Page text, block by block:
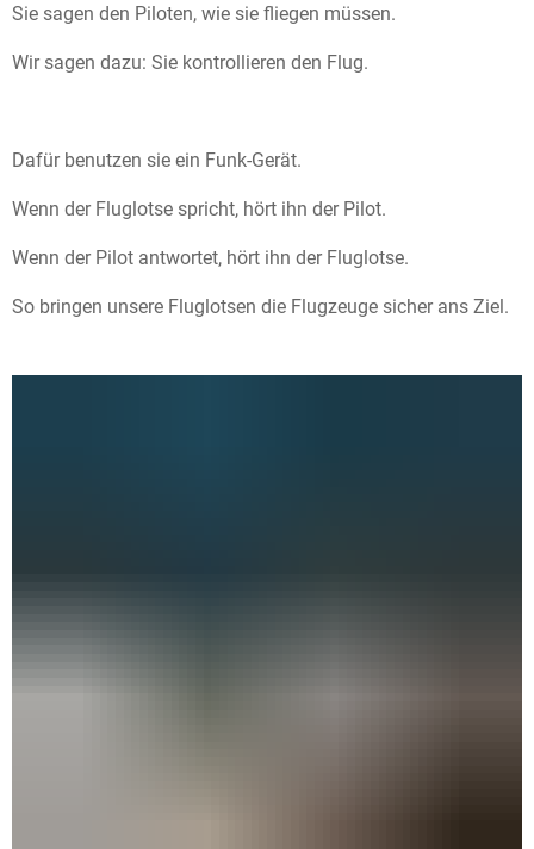
Sie sagen den Piloten, wie sie fliegen müssen.
Wir sagen dazu: Sie kontrollieren den Flug.
Dafür benutzen sie ein Funk-Gerät.
Wenn der Fluglotse spricht, hört ihn der Pilot.
Wenn der Pilot antwortet, hört ihn der Fluglotse.
So bringen unsere Fluglotsen die Flugzeuge sicher ans Ziel.